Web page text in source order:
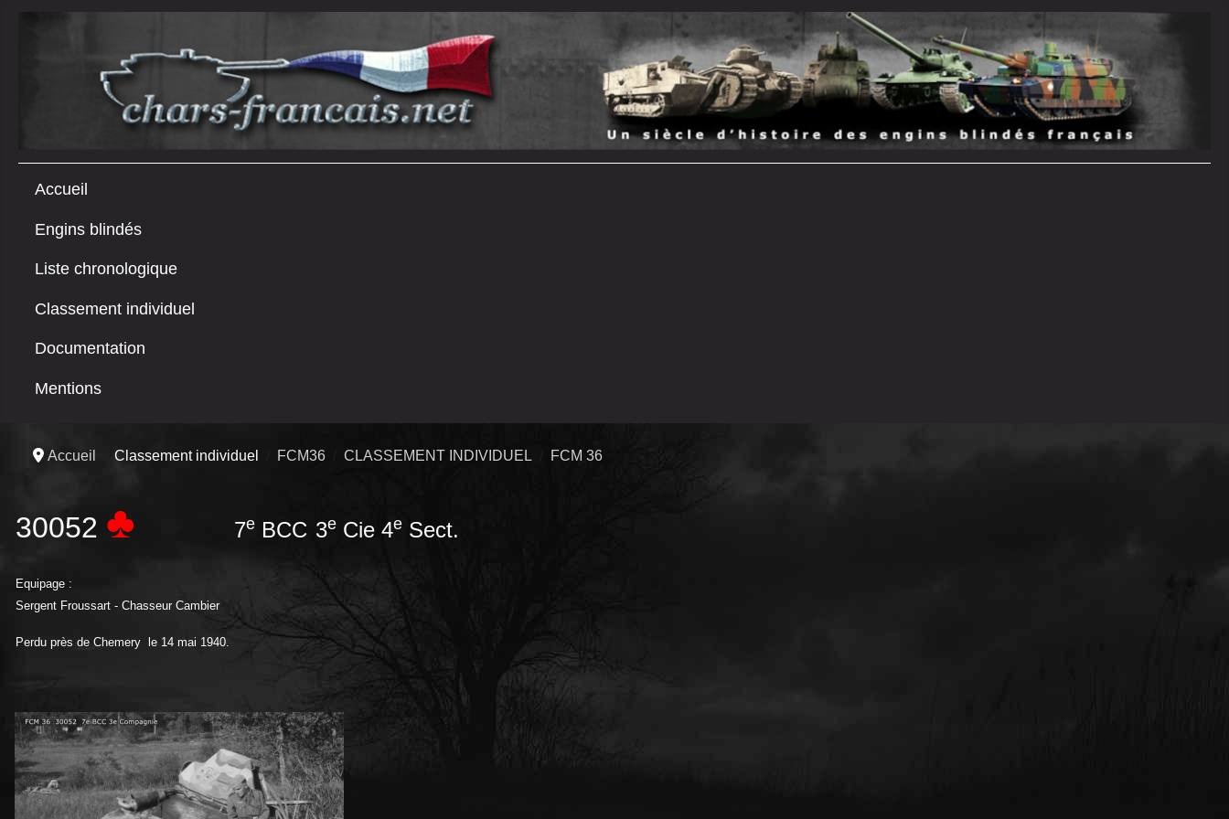
Accueil
Engins blindés
Liste chronologique
Classement individuel
Documentation
Mentions
Accueil Classement individuel FCM36 CLASSEMENT INDIVIDUEL FCM 36
30052 ♣ 7e BCC 3e Cie 4e Sect.
Equipage :
Sergent Froussart - Chasseur Cambier
Perdu près de Chemery le 14 mai 1940.